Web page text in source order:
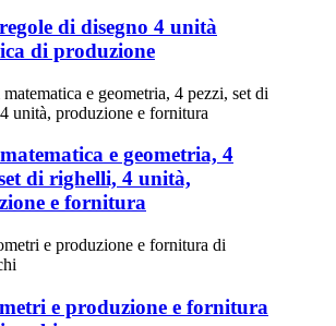
di disegno 4 unità
di produzione
e geometria, 4
di righelli, 4 unità,
e fornitura
e produzione e fornitura